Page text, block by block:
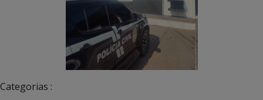
Categorias :